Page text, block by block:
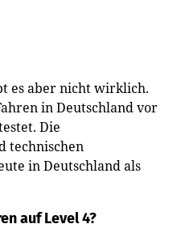
es aber nicht wirklich.
in Deutschland vor
Die
technischen
in Deutschland als
auf Level 4?